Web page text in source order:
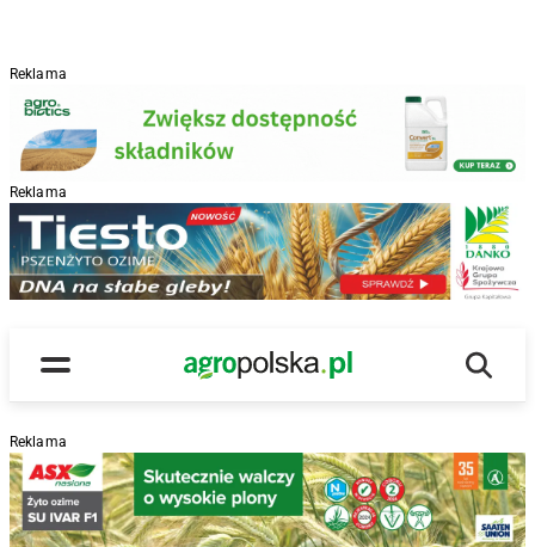
Reklama
Reklama
Menu
Main Logo
Reklama